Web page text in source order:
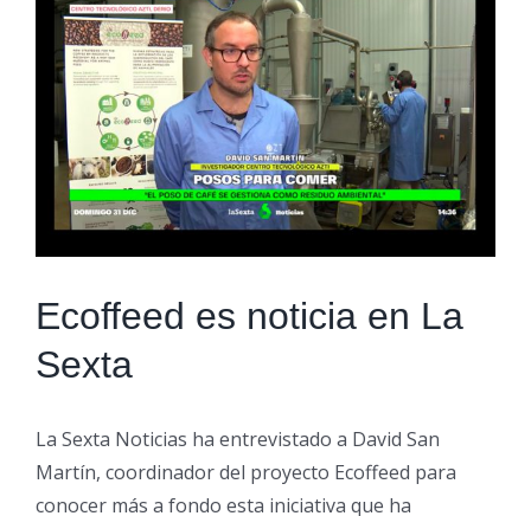
imagen
más
grande
Ecoffeed es noticia en La
Sexta
La Sexta Noticias ha entrevistado a David San
Martín, coordinador del proyecto Ecoffeed para
conocer más a fondo esta iniciativa que ha